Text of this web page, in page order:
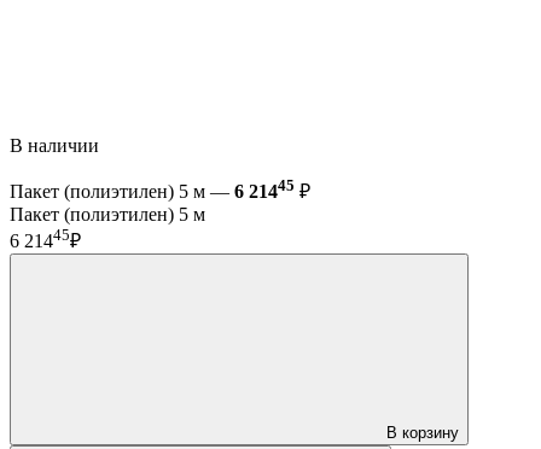
В наличии
Пакет (полиэтилен) 5 м — 6 21445 ₽
Пакет (полиэтилен) 5 м
6 21445₽
В корзину